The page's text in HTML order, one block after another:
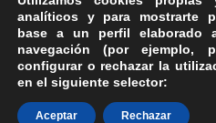
© 2026 Clínica Mirabell.
analíticos y para mostrarte
base a un perfil elaborado
navegación (por ejemplo,
configurar o rechazar la
en el siguiente selector:
Aceptar Rechazar